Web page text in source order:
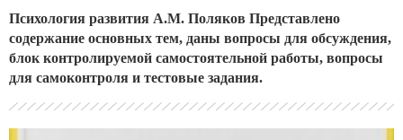
Психология развития А.М. Поляков Представлено
содержание основных тем, даны вопросы для обсуждения,
блок контролируемой самостоятельной работы, вопросы
для самоконтроля и тестовые задания.